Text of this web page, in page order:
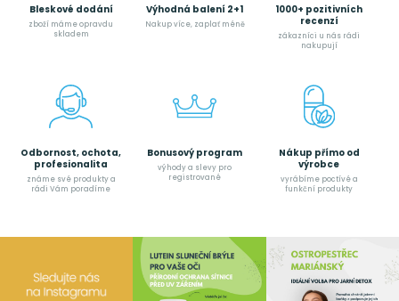
Bleskové dodání
zboží máme opravdu
skladem
Výhodná balení 2+1
Nakup více, zaplať méně
1000+ pozitivních
recenzí
zákazníci u nás rádi
nakupují
Odbornost, ochota,
profesionalita
známe své produkty a
rádi Vám poradíme
Bonusový program
výhody a slevy pro
registrované
Nákup přímo od
výrobce
vyrábíme poctívé a
funkční produkty